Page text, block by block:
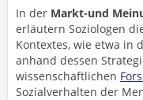
In der Markt-und
erläutern Soziologen
Kontextes, wie etwa in
anhand dessen
wissenschaftlichen
Sozialverhalten der